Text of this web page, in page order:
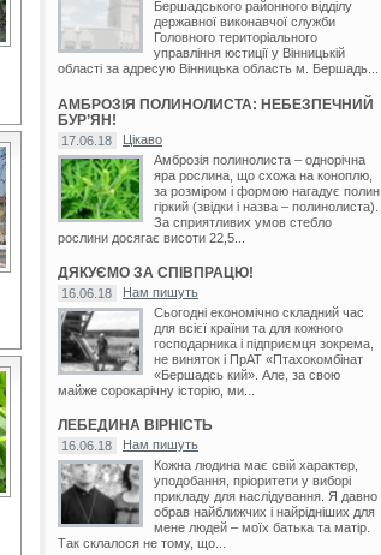
Бершадського районного відділу
державної виконавчої служби
Головного територіального
управління юстиції у Вінницькій
області за адресую Вінницька область м. Бершадь...
АМБРОЗІЯ ПОЛИНОЛИСТА: НЕБЕЗПЕЧНИЙ
БУР’ЯН!
17.06.18
Цікаво
Амброзія полинолиста – однорічна
яра рослина, що схожа на коноплю,
за розміром і формою нагадує полин
гіркий (звідки і назва – полинолиста).
За сприятливих умов стебло
рослини досягає висоти 22,5...
ДЯКУЄМО ЗА СПІВПРАЦЮ!
16.06.18
Нам пишуть
Сьогодні економічно складний час
для всієї країни та для кожного
господарника і підприємця зокрема,
не виняток і ПрАТ «Птахокомбінат
«Бершадсь кий». Але, за свою
майже сорокарічну історію, ми...
ЛЕБЕДИНА ВІРНІСТЬ
16.06.18
Нам пишуть
Кожна людина має свій характер,
уподобання, пріоритети у виборі
прикладу для наслідування. Я давно
обрав найближчих і найрідніших для
мене людей – моїх батька та матір.
Так склалося не тому, що...